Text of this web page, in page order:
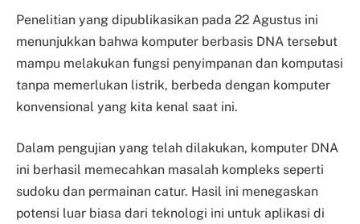
Penelitian yang dipublikasikan pada 22 Agustus ini
menunjukkan bahwa komputer berbasis DNA tersebut
mampu melakukan fungsi penyimpanan dan komputasi
tanpa memerlukan listrik, berbeda dengan komputer
konvensional yang kita kenal saat ini.
Dalam pengujian yang telah dilakukan, komputer DNA
ini berhasil memecahkan masalah kompleks seperti
sudoku dan permainan catur. Hasil ini menegaskan
potensi luar biasa dari teknologi ini untuk aplikasi di